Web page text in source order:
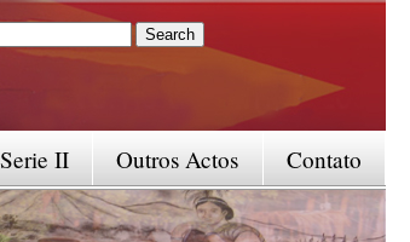
form
Contato
Outros Actos
Serie II